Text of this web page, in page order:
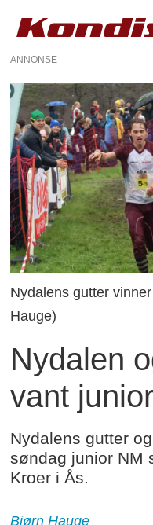
ANNONSE
Nydalens gutter
Hauge)
Nydalen
vant
Nydalens gutter
søndag junior NM
Kroer i Ås.
Bjørn Hauge